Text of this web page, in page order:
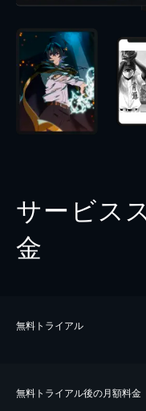
サービス
金
無料トライアル
無料トライアル後の⽉額料金